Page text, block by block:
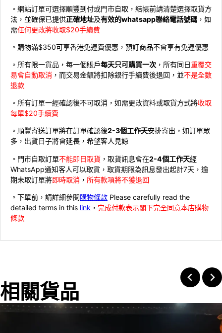
。網站訂單可選擇順豐到付或門市自取，結帳前請清楚選擇取貨方
法，並確保已提供正確地址及有效的whatsapp聯絡電話號碼 ，如
需任何更改將收取$20手續費
。購物滿$350可享香港免運費優惠，預訂商品不會享有免運優惠
。所有限一貨品，每一個賬戶每天只可購買一次 ，所有同日重覆交
易會自動取消 ，而交易金額將扣除銀行手續費後退回，並不是全數
退款
。所有訂單一經確認後不可取消，如需更改資料或取貨方式將收取
每單$20手續費
。順豐寄送訂單將在訂單確認後2-3個工作天安排寄出，如訂單眾
多，出貨日子將會延長，希望客人見諒
。門市自取訂單不能即日取貨 ，取貨訊息會在2-4個工作天經
WhatsApp通知客人可以取貨，取貨期限為訊息發出起計7天，逾
期未取訂單將即時取消 ， 所有款項將不獲退回
。下單前，請詳細參閱購物條款 Please carefully read the
detailed terms in this link ， 完成付款表示閣下完全同意本店購物
條款
相關貨品